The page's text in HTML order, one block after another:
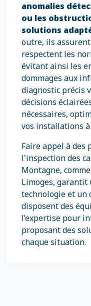
anomalies
ou les
solutions
outre, ils
respectent les
évitant ainsi les
dommages aux
diagnostic précis
décisions
nécessaires,
vos installations
Faire appel à des
l'inspection des
Montagne,
Limoges,
technologie et un
disposent des
l’expertise pour
proposant des
chaque situation.